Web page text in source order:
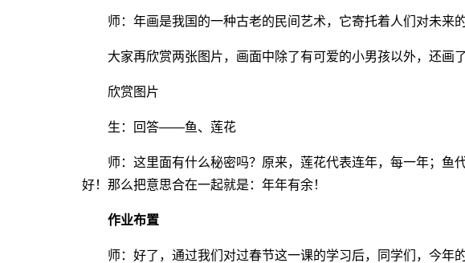
师：年画是我国的一种古老的民间艺术，它寄托着人们对未来的
大家再欣赏两张图片，画面中除了有可爱的小男孩以外，还画了
欣赏图片
生：回答――鱼、莲花
师：这里面有什么秘密吗？原来，莲花代表连年，每一年；鱼
好！那么把意思合在一起就是：年年有余！
作业布置
师：好了，通过我们对过春节这一课的学习后，同学们，今年